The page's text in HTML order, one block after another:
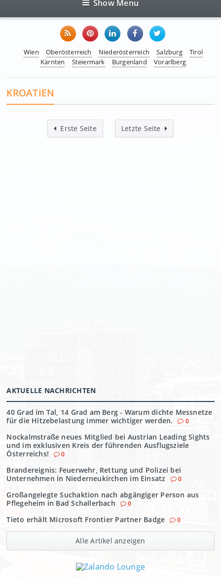
Show Menu
Wien Oberösterreich Niederösterreich Salzburg
Tirol
Kärnten
Steiermark Burgenland Vorarlberg
KROATIEN
Erste Seite Letzte Seite
AKTUELLE NACHRICHTEN
40 Grad im Tal, 14 Grad am Berg - Warum dichte Messnetze
für die Hitzebelastung immer wichtiger werden.
0
Nockalmstraße neues Mitglied bei Austrian Leading Sights
und im exklusiven Kreis der führenden Ausflugsziele
Österreichs!
0
Brandereignis: Feuerwehr, Rettung und Polizei bei
Unternehmen in Niederneukirchen im Einsatz
0
Großangelegte Suchaktion nach abgängiger Person aus
Pflegeheim in Bad Schallerbach
0
Tieto erhält Microsoft Frontier Partner Badge 0
Alle Artikel anzeigen